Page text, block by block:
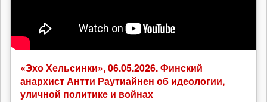
«Эхо Хельсинки», 06.05.2026. Финский
анархист Антти Раутиайнен об идеологии,
уличной политике и войнах